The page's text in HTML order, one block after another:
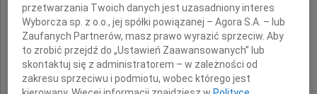
Jacek Illg
tłumacz, redaktor, wydawca,
przetwarzania Twoich danych jest uzasadniony interes
Wyborcza sp. z o.o., jej spółki powiązanej – Agora S.A. – lub
Zaufanych Partnerów, masz prawo wyrazić sprzeciw. Aby
to zrobić przejdź do „Ustawień Zaawansowanych” lub
skontaktuj się z administratorem – w zależności od
zakresu sprzeciwu i podmiotu, wobec którego jest